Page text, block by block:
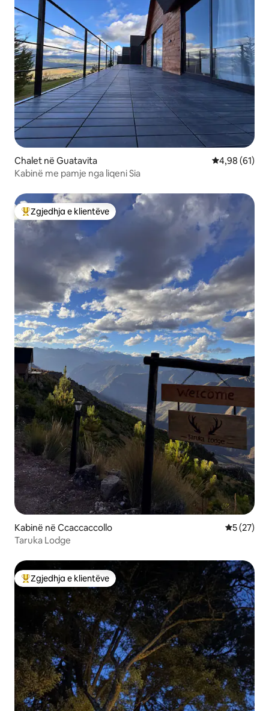
Chalet në Guatavita Vlerësimi
4,98 (61)
Kabinë me pamje nga liqeni Sia
Më të mirat e zgjedhjeve të klientëve
Zgjedhja e klientëve
Kabinë në Ccaccaccollo Vlerësimi
5 (27)
Taruka Lodge
Më të mirat e zgjedhjeve të klientëve
Zgjedhja e klientëve